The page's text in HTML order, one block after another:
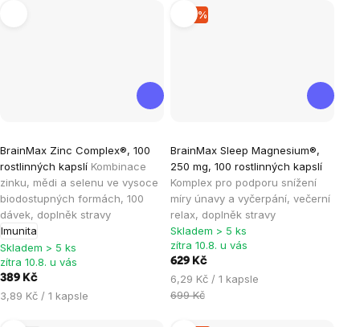
BrainMax Zinc Complex®, 100
rostlinných kapslí Kombinace
zinku, mědi a selenu ve vysoce
biodostupných formách, 100
dávek, doplněk stravy
Imunita
hodnocení
produktu
je
4,9
z
5
hvězdiček.
Skladem > 5 ks
zítra 10.8. u vás
389 Kč
Měrná
3,89 Kč / 1 kapsle
–10 %
BrainMax Sleep Magnesium®,
250 mg, 100 rostlinných kapslí
Komplex pro podporu snížení
míry únavy a vyčerpání, večerní
relax, doplněk stravy
hodnocení
produktu
je
4,8
z
5
hvězdiček.
Skladem > 5 ks
zítra 10.8. u vás
629 Kč
Měrná
cena:
6,29 Kč / 1 kapsle
699 Kč